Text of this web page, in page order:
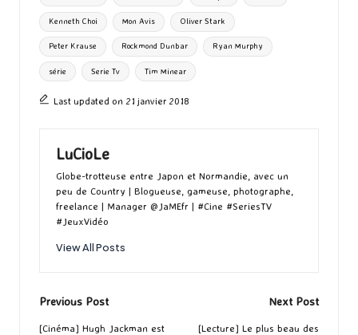
k n
er
Kenneth Choi Mon Avis Oliver Stark
Peter Krause Rockmond Dunbar Ryan Murphy
série Serie Tv Tim Minear
Last updated on 21 janvier 2018
LuCioLe
Globe-trotteuse entre Japon et Normandie, avec un
peu de Country | Blogueuse, gameuse, photographe,
freelance | Manager @JaMEfr | #Cine #SeriesTV
#JeuxVidéo
View All Posts
Post
Previous Post
[Cinéma] Hugh Jackman est
Next Post
[Lecture] Le plus beau des